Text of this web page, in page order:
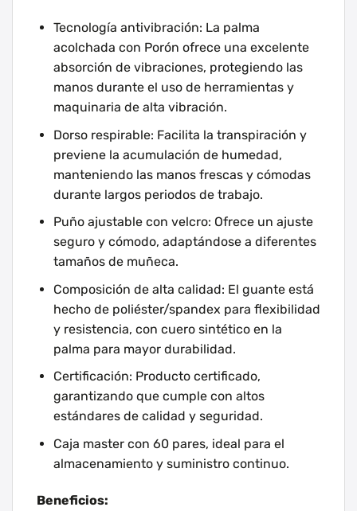
Tecnología antivibración: La palma
acolchada con Porón ofrece una excelente
absorción de vibraciones, protegiendo las
manos durante el uso de herramientas y
maquinaria de alta vibración.
Dorso respirable: Facilita la transpiración y
previene la acumulación de humedad,
manteniendo las manos frescas y cómodas
durante largos periodos de trabajo.
Puño ajustable con velcro: Ofrece un ajuste
seguro y cómodo, adaptándose a diferentes
tamaños de muñeca.
Composición de alta calidad: El guante está
hecho de poliéster/spandex para flexibilidad
y resistencia, con cuero sintético en la
palma para mayor durabilidad.
Certificación: Producto certificado,
garantizando que cumple con altos
estándares de calidad y seguridad.
Caja master con 60 pares, ideal para el
almacenamiento y suministro continuo.
Beneficios: